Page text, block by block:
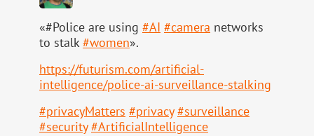
«#Police are using #AI #camera networks
to stalk#women».
https://futurism.com/artificial-
intelligence/police-ai-surveillance-stalking
#privacyMatters #privacy #surveillance
#security #ArtificialIntelligence